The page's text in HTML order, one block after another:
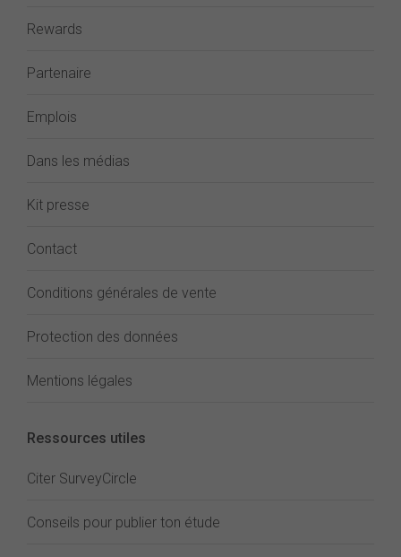
Rewards
Partenaire
Emplois
Dans les médias
Kit presse
Contact
Conditions générales de vente
Protection des données
Mentions légales
Ressources utiles
Citer SurveyCircle
Conseils pour publier ton étude